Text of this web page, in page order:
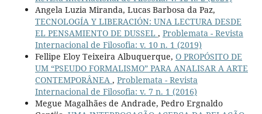
Angela Luzia Miranda, Lucas Barbosa da Paz,
TECNOLOGÍA Y LIBERACIÓN: UNA LECTURA DESDE
EL PENSAMIENTO DE DUSSEL , Problemata - Revista
Internacional de Filosofia: v. 10 n. 1 (2019)
Fellipe Eloy Teixeira Albuquerque, O PROPÓSITO DE
UM “PSEUDO FORMALISMO” PARA ANALISAR A ARTE
CONTEMPORÂNEA , Problemata - Revista
Internacional de Filosofia: v. 7 n. 1 (2016)
Megue Magalhães de Andrade, Pedro Ergnaldo